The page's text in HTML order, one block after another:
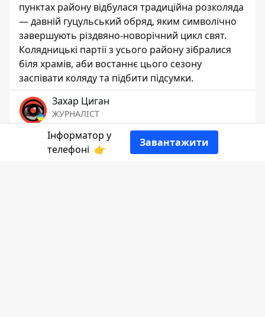
пунктах району відбулася традиційна розколяда
— давній гуцульський обряд, яким символічно
завершують різдвяно-новорічний цикл свят.
Колядницькі партії з усього району зібралися
біля храмів, аби востаннє цього сезону
заспівати коляду та підбити підсумки.
Захар Циган
ЖУРНАЛІСТ
Інформатор у
телефоні 👉
Завантажити